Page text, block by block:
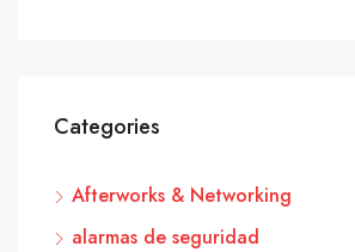
Categories
Afterworks & Networking
alarmas de seguridad